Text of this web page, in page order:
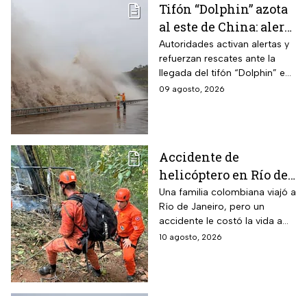
Tifón “Dolphin” azota
al este de China: alerta
máxima por
inundaciones y
ráfagas
Autoridades activan alertas y
refuerzan rescates ante la
llegada del tifón “Dolphin” en
el este de China con vientos
09 agosto, 2026
Accidente de
helicóptero en Río de
Janeiro deja muertos;
su familia los
esperaba en tierra
Una familia colombiana viajó a
Río de Janeiro, pero un
accidente le costó la vida a
tres integrantes
10 agosto, 2026